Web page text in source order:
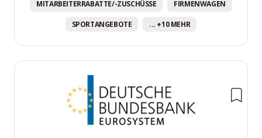
MITARBEITERRABATTE/-ZUSCHÜSSE FIRMENWAGEN
SPORTANGEBOTE ... +10 MEHR